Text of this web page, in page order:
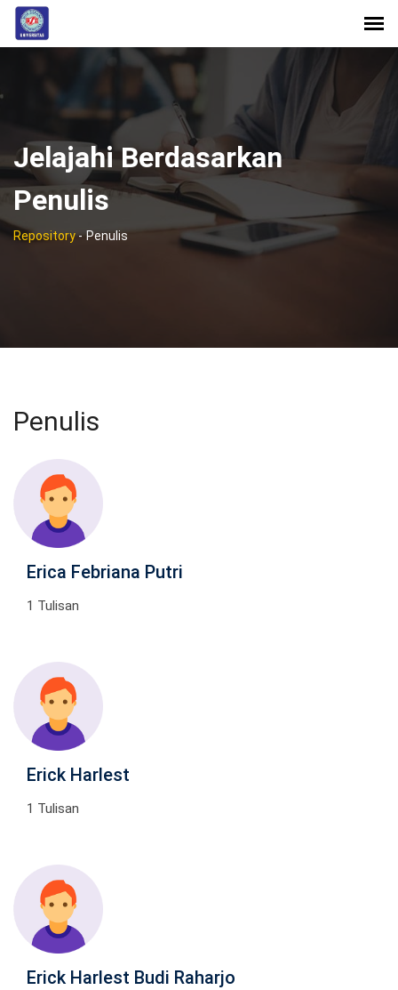
Jelajahi Berdasarkan
Penulis
Repository- Penulis
Penulis
Erica Febriana Putri
1 Tulisan
Erick Harlest
1 Tulisan
Erick Harlest Budi Raharjo